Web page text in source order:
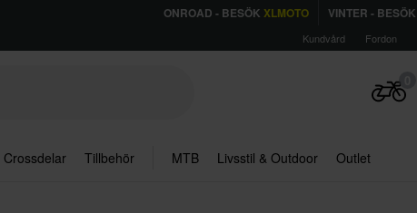
ONROAD - BESÖK XLMOTO VINTER - BESÖK
Kundvård Fordon
Crossdelar Tillbehör MTB Livsstil & Outdoor Outlet